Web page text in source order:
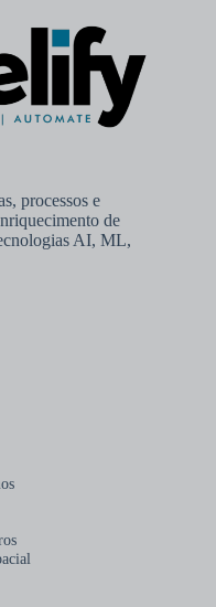
processos e
de
AI, ML,